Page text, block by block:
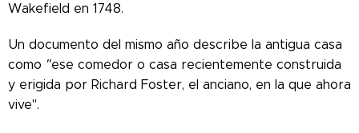
Wakefield en 1748.
Un documento del mismo año describe la antigua casa
como "ese comedor o casa recientemente construida
y erigida por Richard Foster, el anciano, en la que ahora
vive".
La antigua